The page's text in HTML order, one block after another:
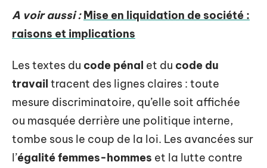
A voir aussi : Mise en liquidation de société :
raisons et implications
Les textes du code pénal et du code du
travail tracent des lignes claires : toute
mesure discriminatoire, qu’elle soit affichée
ou masquée derrière une politique interne,
tombe sous le coup de la loi. Les avancées sur
l’égalité femmes-hommes et la lutte contre